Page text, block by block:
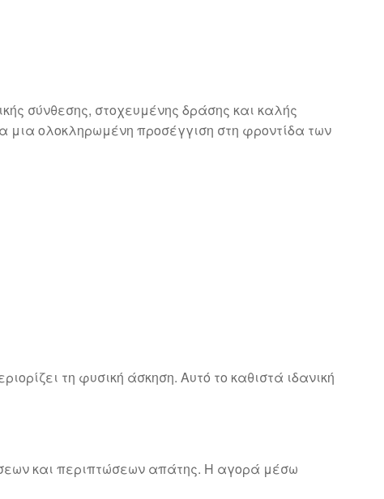
σύνθεσης, στοχευμένης δράσης και καλής
μια ολοκληρωμένη προσέγγιση στη φροντίδα των
τη φυσική άσκηση. Αυτό το καθιστά ιδανική
και περιπτώσεων απάτης. Η αγορά μέσω